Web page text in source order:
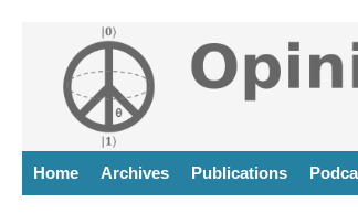
Home Archives Publications